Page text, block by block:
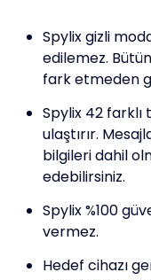
Spylix gizli
edilemez.
fark etmeden
Spylix 42
ulaştırır.
bilgileri dahil
edebilirsiniz.
Spylix %100
vermez.
Hedef cihazı